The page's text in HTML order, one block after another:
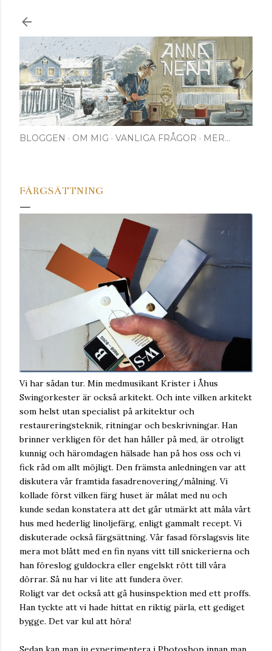
BLOGGEN OM MIG VANLIGA FRÅGOR MER…
FÄRGSÄTTNING
Vi har sådan tur. Min medmusikant Krister i Åhus
Swingorkester är också arkitekt. Och inte vilken arkitekt
som helst utan specialist på arkitektur och
restaureringsteknik, ritningar och beskrivningar. Han
brinner verkligen för det han håller på med, är otroligt
kunnig och häromdagen hälsade han på hos oss och vi
fick råd om allt möjligt. Den främsta anledningen var att
diskutera vår framtida fasadrenovering/målning. Vi
kollade först vilken färg huset är målat med nu och
kunde sedan konstatera att det går utmärkt att måla vårt
hus med hederlig linoljefärg, enligt gammalt recept. Vi
diskuterade också färgsättning. Vår fasad förslagsvis lite
mera mot blått med en fin nyans vitt till snickerierna och
han föreslog guldockra eller engelskt rött till våra
dörrar. Så nu har vi lite att fundera över.
Roligt var det också att gå husinspektion med ett proffs.
Han tyckte att vi hade hittat en riktig pärla, ett gediget
bygge. Det var kul att höra!